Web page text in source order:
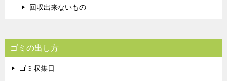
回収出来ないもの
ゴミの出し方
ゴミ収集日